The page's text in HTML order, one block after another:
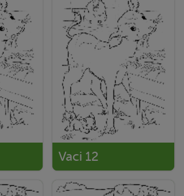
Vaci 12